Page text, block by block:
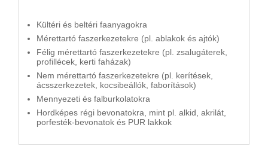
Kültéri és beltéri faanyagokra
Mérettartó faszerkezetekre (pl. ablakok és ajtók)
Félig mérettartó faszerkezetekre (pl. zsalugáterek,
profillécek, kerti faházak)
Nem mérettartó faszerkezetekre (pl. kerítések,
ácsszerkezetek, kocsibeállók, faborítások)
Mennyezeti és falburkolatokra
Hordképes régi bevonatokra, mint pl. alkid, akrilát,
porfesték-bevonatok és PUR lakkok